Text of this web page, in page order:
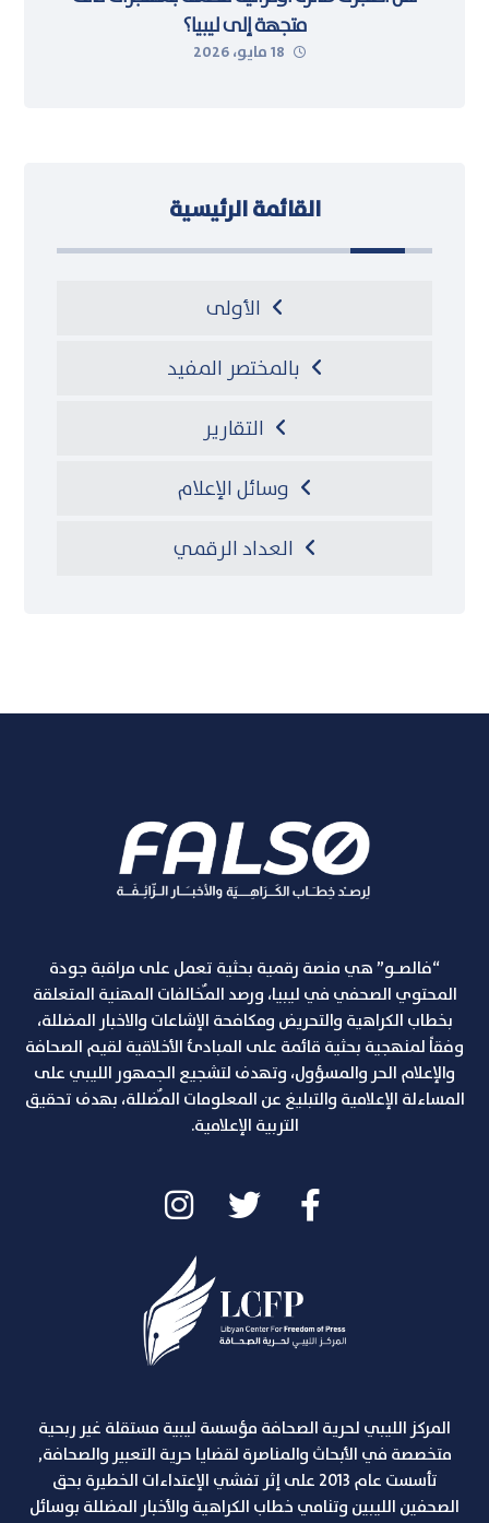
متجهة إلى ليبيا؟
18 مايو، 2026
القائمة الرئيسية
الأولى
بالمختصر المفيد
التقارير
وسائل الإعلام
العداد الرقمي
“فالصـو” هي منصة رقمية بحثية تعمل على مراقبة جودة
المحتوي الصحفي في ليبيا، ورصد المٌخالفات المهنية المتعلقة
بخطاب الكراهية والتحريض ومكافحة الإشاعات والاخبار المضللة،
وفقاً لمنهجية بحثية قائمة على المبادئ الأخلاقية لقيم الصحافة
والإعلام الحر والمسؤول، وتهدف لتشجيع الجمهور الليبي على
المساءلة الإعلامية والتبليغ عن المعلومات المٌضللة، بهدف تحقيق
التربية الإعلامية.
المركز الليبي لحرية الصحافة مؤسسة ليبية مستقلة غير ربحية
متخصصة في الأبحاث والمناصرة لقضايا حرية التعبير والصحافة,
تأسست عام 2013 على إثر تفشي الإعتداءات الخطيرة بحق
الصحفين الليبين وتنامي خطاب الكراهية والأخبار المضللة بوسائل